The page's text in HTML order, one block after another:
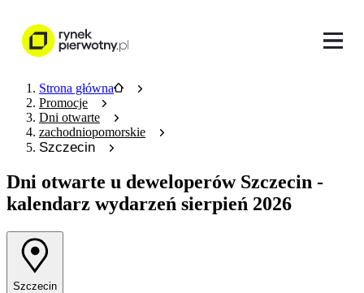
Strona główna
Promocje
Dni otwarte
zachodniopomorskie
Szczecin
Dni otwarte u deweloperów Szczecin -
kalendarz wydarzeń sierpień 2026
Szczecin